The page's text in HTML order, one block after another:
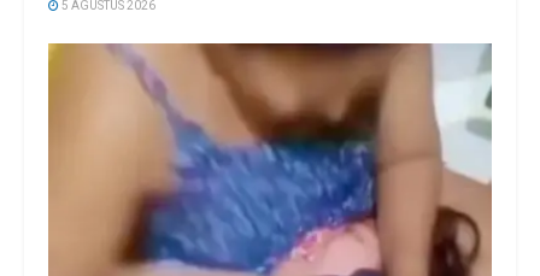
5 AGUSTUS 2026